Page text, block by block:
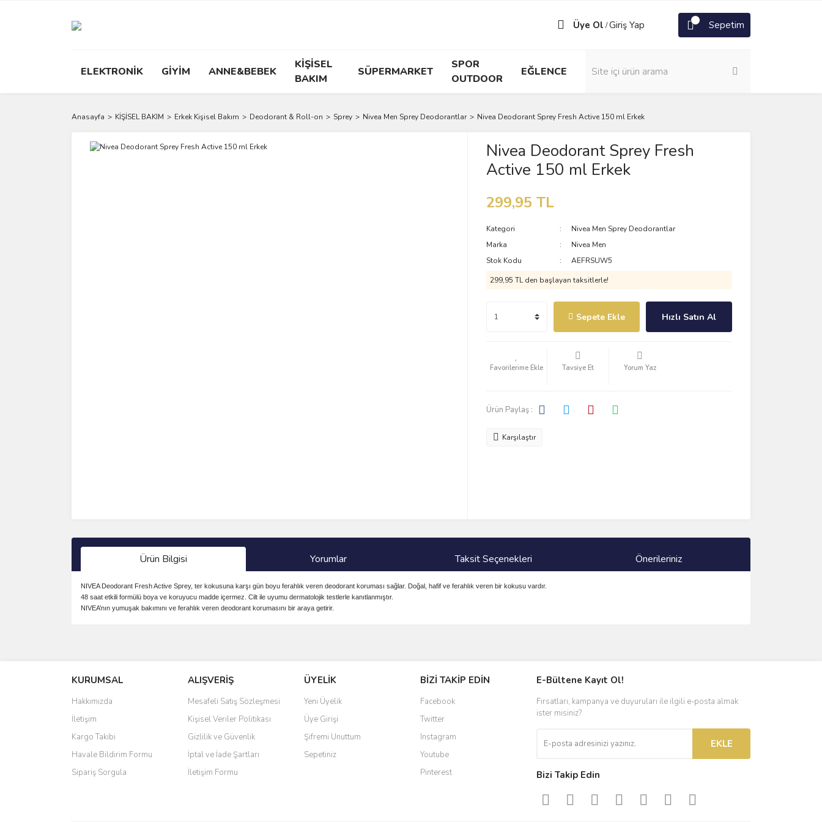
Üye Ol /Giriş Yap Sepetim
ELEKTRONİK GİYİM ANNE&BEBEK
KİŞİSEL
BAKIM
SÜPERMARKET
SPOR
OUTDOOR
EĞLENCE
Anasayfa KİŞİSEL BAKIM Erkek Kişisel Bakım Deodorant & Roll-on Sprey Nivea Men Sprey Deodorantlar Nivea Deodorant Sprey Fresh Active 150 ml Erkek
Nivea Deodorant Sprey Fresh
Active 150 ml Erkek
299,95 TL
Kategori
Nivea Men Sprey Deodorantlar
Marka
Nivea Men
Stok Kodu
AEFRSUW5
299,95 TL den başlayan taksitlerle!
Sepete Ekle Hızlı Satın Al
Tavsiye Et Yorum Yaz
Ürün Paylaş :
Karşılaştır
Ürün Bilgisi Yorumlar Taksit Seçenekleri Önerileriniz
NIVEA Deodorant Fresh Active Sprey, ter kokusuna karşı gün boyu ferahlık veren deodorant koruması sağlar. Doğal, hafif ve ferahlık veren bir kokusu vardır.
48 saat etkili formülü boya ve koruyucu madde içermez. Cilt ile uyumu dermatolojik testlerle kanıtlanmıştır.
NIVEA’nın yumuşak bakımını ve ferahlık veren deodorant korumasını bir araya getirir.
Ürün resmi kalitesiz, bozuk veya görüntülenemiyor.
Ürün açıklamasında eksik bilgiler bulunuyor.
Ürün bilgilerinde hatalar bulunuyor.
Ürün fiyatı diğer sitelerden daha pahalı.
Bu ürüne benzer farklı alternatifler olmalı.
KURUMSAL
Hakkımızda
İletişim
Kargo Takibi
Havale Bildirim Formu
Sipariş Sorgula
ALIŞVERİŞ
Mesafeli Satış Sözleşmesi
Kişisel Veriler Politikası
Gizlilik ve Güvenlik
İptal ve İade Şartları
İletişim Formu
ÜYELİK
Yeni Üyelik
Üye Girişi
Şifremi Unuttum
Sepetiniz
BİZİ TAKİP EDİN
Facebook
Twitter
Instagram
Youtube
Pinterest
E-Bültene Kayıt Ol!
Fırsatları, kampanya ve duyuruları ile ilgili e-posta almak
ister misiniz?
EKLE
Bizi Takip Edin